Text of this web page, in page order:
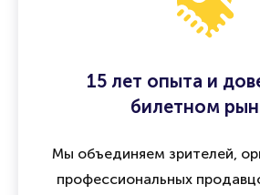
15 лет опыта и
билетном
Мы объединяем зрителей,
профессиональных